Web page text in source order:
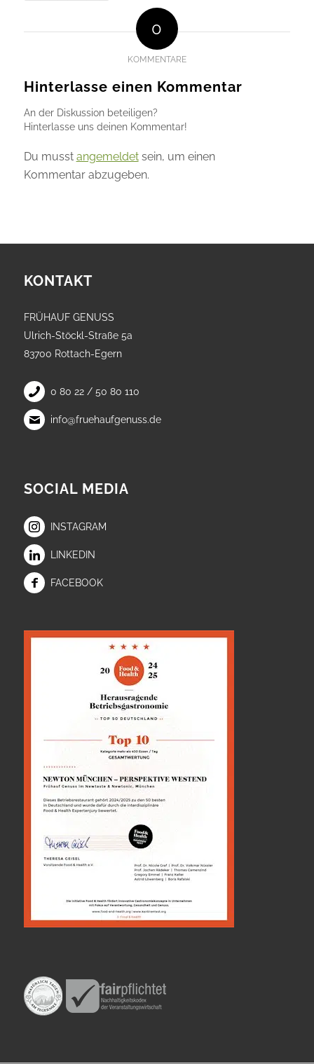
0
KOMMENTARE
Hinterlasse einen Kommentar
An der Diskussion beteiligen?
Hinterlasse uns deinen Kommentar!
Du musst angemeldetsein, um einen
Kommentar abzugeben.
KONTAKT
FRÜHAUF GENUSS
Ulrich-Stöckl-Straße 5a
83700 Rottach-Egern
0 80 22 / 50 80 110
info@fruehaufgenuss.de
SOCIAL MEDIA
INSTAGRAM
LINKEDIN
FACEBOOK